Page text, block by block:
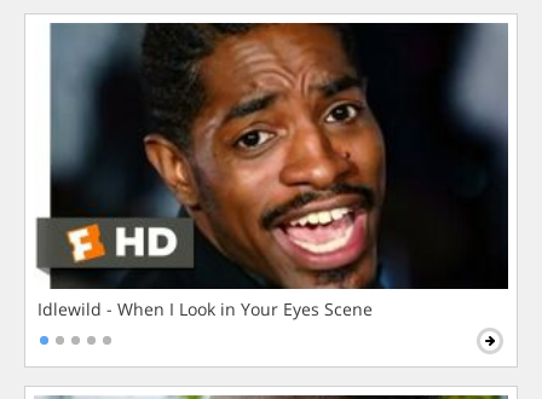
Idlewild - When I Look in Your Eyes Scene